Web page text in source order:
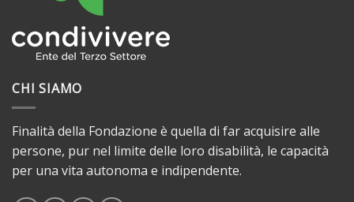
CHI SIAMO
Finalità della Fondazione è quella di far acquisire alle
persone, pur nel limite delle loro disabilità, le capacità
per una vita autonoma e indipendente.